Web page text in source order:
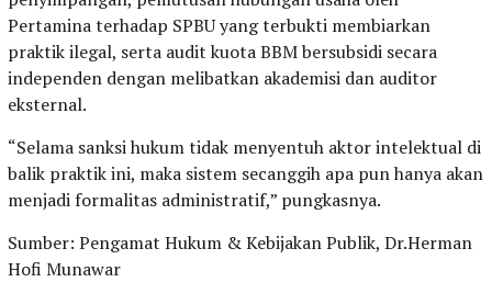
Pertamina terhadap SPBU yang terbukti membiarkan
praktik ilegal, serta audit kuota BBM bersubsidi secara
independen dengan melibatkan akademisi dan auditor
eksternal.
“Selama sanksi hukum tidak menyentuh aktor intelektual di
balik praktik ini, maka sistem secanggih apa pun hanya akan
menjadi formalitas administratif,” pungkasnya.
Sumber: Pengamat Hukum & Kebijakan Publik, Dr.Herman
Hofi Munawar